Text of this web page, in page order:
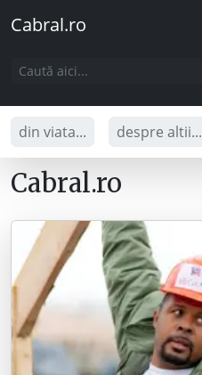
Cabral.ro
din viata... despre altii...
Cabral.ro